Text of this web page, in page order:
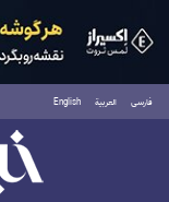
فارسی العربية English